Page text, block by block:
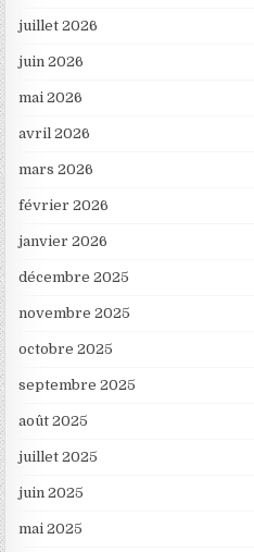
juillet 2026
juin 2026
mai 2026
avril 2026
mars 2026
février 2026
janvier 2026
décembre 2025
novembre 2025
octobre 2025
septembre 2025
août 2025
juillet 2025
juin 2025
mai 2025